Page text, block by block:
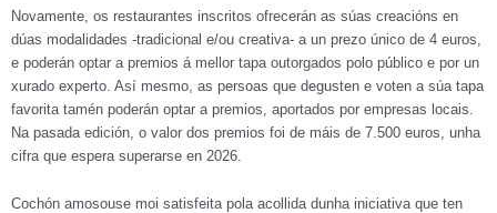
Novamente, os restaurantes inscritos ofrecerán as súas creacións en
dúas modalidades -tradicional e/ou creativa- a un prezo único de 4 euros,
e poderán optar a premios á mellor tapa outorgados polo público e por un
xurado experto. Así mesmo, as persoas que degusten e voten a súa tapa
favorita tamén poderán optar a premios, aportados por empresas locais.
Na pasada edición, o valor dos premios foi de máis de 7.500 euros, unha
cifra que espera superarse en 2026.
Cochón amosouse moi satisfeita pola acollida dunha iniciativa que ten